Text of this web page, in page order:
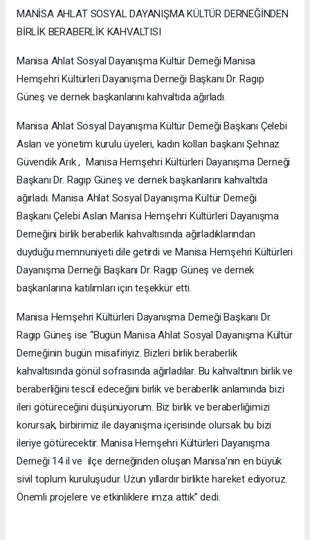
MANİSA AHLAT SOSYAL DAYANIŞMA KÜLTÜR DERNEĞİNDEN
BİRLİK BERABERLİK KAHVALTISI
Manisa Ahlat Sosyal Dayanışma Kültür Derneği Manisa
Hemşehri Kültürleri Dayanışma Derneği Başkanı Dr. Ragıp
Güneş ve dernek başkanlarını kahvaltıda ağırladı.
Manisa Ahlat Sosyal Dayanışma Kültür Derneği Başkanı Çelebi
Aslan ve yönetim kurulu üyeleri, kadın kolları başkanı Şehnaz
Güvendik Arık , Manisa Hemşehri Kültürleri Dayanışma Derneği
Başkanı Dr. Ragıp Güneş ve dernek başkanlarını kahvaltıda
ağırladı. Manisa Ahlat Sosyal Dayanışma Kültür Derneği
Başkanı Çelebi Aslan Manisa Hemşehri Kültürleri Dayanışma
Derneğini birlik beraberlik kahvaltısında ağırladıklarından
duyduğu memnuniyeti dile getirdi ve Manisa Hemşehri Kültürleri
Dayanışma Derneği Başkanı Dr. Ragıp Güneş ve dernek
başkanlarına katılımları için teşekkür etti.
Manisa Hemşehri Kültürleri Dayanışma Derneği Başkanı Dr.
Ragıp Güneş ise “Bugün Manisa Ahlat Sosyal Dayanışma Kültür
Derneğinin bugün misafiriyiz. Bizleri birlik beraberlik
kahvaltısında gönül sofrasında ağırladılar. Bu kahvaltının birlik ve
beraberliğini tescil edeceğini birlik ve beraberlik anlamında bizi
ileri götüreceğini düşünüyorum. Biz birlik ve beraberliğimizi
korursak, birbirimiz ile dayanışma içerisinde olursak bu bizi
ileriye götürecektir. Manisa Hemşehri Kültürleri Dayanışma
Derneği 14 il ve ilçe derneğinden oluşan Manisa’nın en büyük
sivil toplum kuruluşudur. Uzun yıllardır birlikte hareket ediyoruz.
Önemli projelere ve etkinliklere imza attık” dedi.